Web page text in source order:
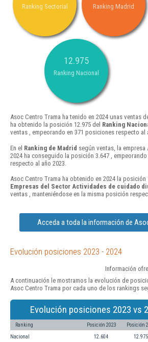
Ranking Sectorial Ranking Madrid
12.975
Ranking Nacional
Asoc Centro Trama ha tenido en 2024 unas ventas
ha obtenido la posición 12.975 del Ranking
ventas , empeorando en 371 posiciones respecto al
En el Ranking de Madrid según ventas, la empresa
2024 ha conseguido la posición 3.647 ,
respecto al año 2023.
Asoc Centro Trama ha obtenido en 2024 la posición
Empresas del Sector Actividades de cuidado
ventas , manteniéndose en la misma posición
Acceda a toda la información de
Evolución posiciones 2023 - 2024
Información
A continuación le mostramos la evolución de
Asoc Centro Trama por cada uno de los rankings
Evolución posiciones 2023 vs
Ranking Posición 2023 Posición
Nacional 12.604 12.975